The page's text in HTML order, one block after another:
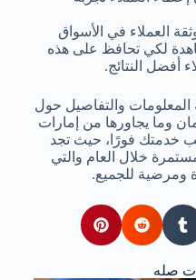
صله
العملاء في الأسواق
لكي تحافظ على هذه
أفضل النتائج.
المعلومات والتفاصيل حول
وما يجاورها من إمارات
خدمتك فورًا، حيث تجد
خلال العام والتي